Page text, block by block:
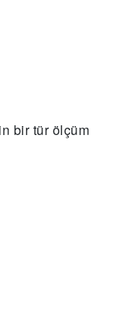
bir tür ölçüm